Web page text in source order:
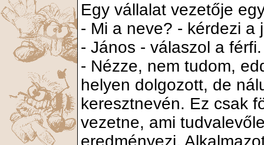
Egy vállalat vezetője
- Mi a neve? - kérdezi a
- János - válaszol a
- Nézze, nem tudom,
helyen dolgozott, de
keresztnevén. Ez csak
vezetne, ami
eredményezi.